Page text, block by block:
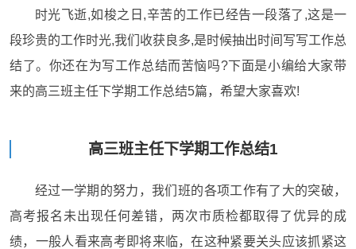
时光飞逝,如梭之日,辛苦的工作已经告一段落了,这是一
段珍贵的工作时光,我们收获良多,是时候抽出时间写写工作总
结了。你还在为写工作总结而苦恼吗?下面是小编给大家带
来的高三班主任下学期工作总结5篇，希望大家喜欢!
高三班主任下学期工作总结1
经过一学期的努力，我们班的各项工作有了大的突破，
高考报名未出现任何差错，两次市质检都取得了优异的成
绩，一般人看来高考即将来临，在这种紧要关头应该抓紧这